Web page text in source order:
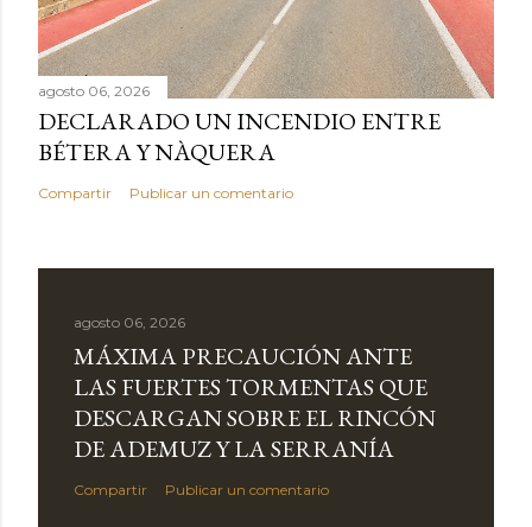
agosto 06, 2026
DECLARADO UN INCENDIO ENTRE
BÉTERA Y NÀQUERA
Compartir Publicar un comentario
agosto 06, 2026
MÁXIMA PRECAUCIÓN ANTE
LAS FUERTES TORMENTAS QUE
DESCARGAN SOBRE EL RINCÓN
DE ADEMUZ Y LA SERRANÍA
Compartir Publicar un comentario